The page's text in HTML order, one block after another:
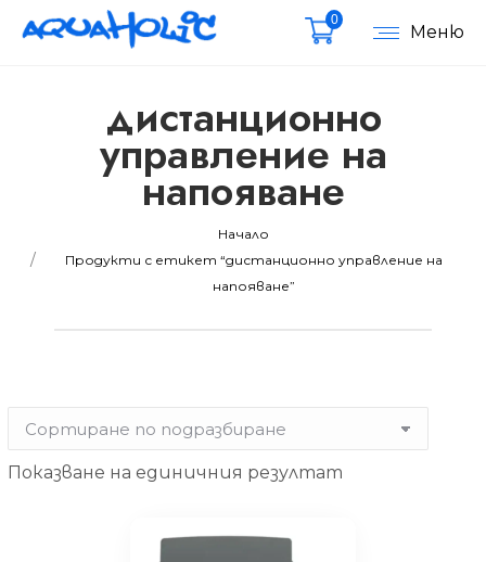
Меню
0
дистанционно
управление на
напояване
Начало
Продукти с етикет “дистанционно управление на
напояване”
Показване на единичния резултат